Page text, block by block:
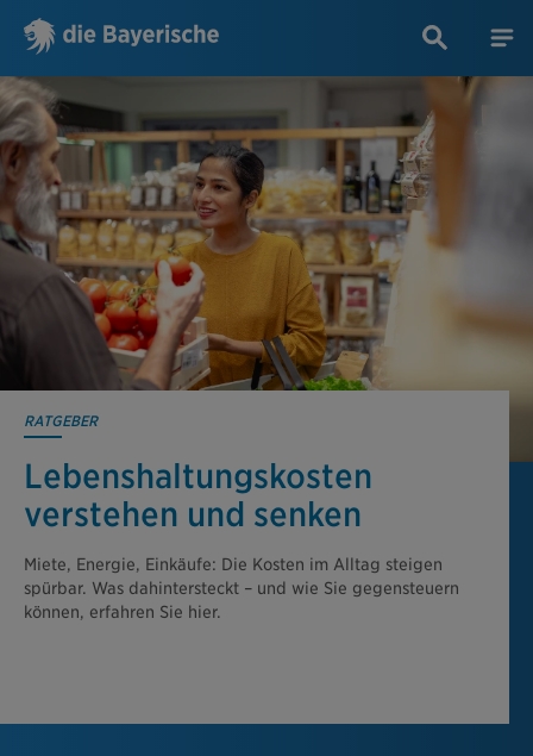
RATGEBER
Lebenshaltungs­kosten
verstehen und senken
Miete, Energie, Einkäufe: Die Kosten im Alltag steigen
spürbar. Was dahintersteckt – und wie Sie gegensteuern
können, erfahren Sie hier.